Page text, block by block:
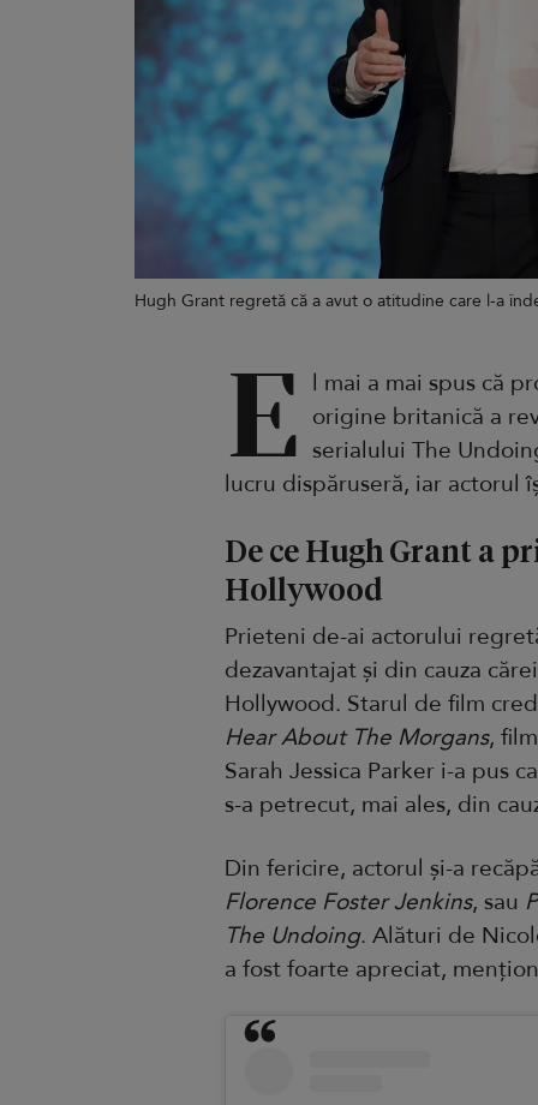
Hugh Grant regretă că a avut o atitudine care l-a
E l mai a mai spus că
origine britanică a
serialului The
lucru dispăruseră, iar actorul
De ce Hugh Grant a
Hollywood
Prieteni de-ai actorului
dezavantajat și din cauza
Hollywood. Starul de film
Hear About The Morgans,
Sarah Jessica Parker i-a pus
s-a petrecut, mai ales, din
Din fericire, actorul și-a
Florence Foster Jenkins, sau
The Undoing. Alături de
a fost foarte apreciat,